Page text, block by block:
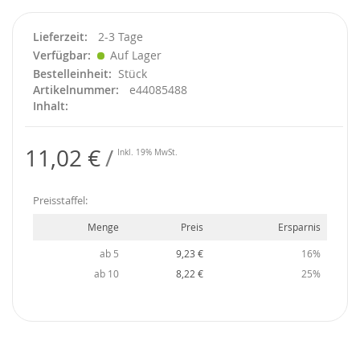
Lieferzeit
2-3 Tage
Verfügbar
Auf Lager
Bestelleinheit
Stück
Artikelnummer
e44085488
Inhalt
11,02 € Inkl. 19% MwSt.
Preisstaffel:
Menge Preis Ersparnis
ab 5 9,23 €
16%
ab 10
8,22 € 25%